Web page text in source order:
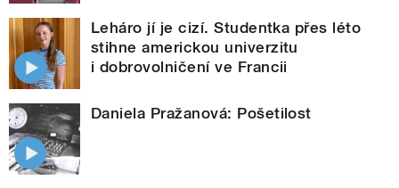
Leháro jí je cizí. Studentka přes léto
stihne americkou univerzitu
i dobrovolničení ve Francii
Daniela Pražanová: Pošetilost